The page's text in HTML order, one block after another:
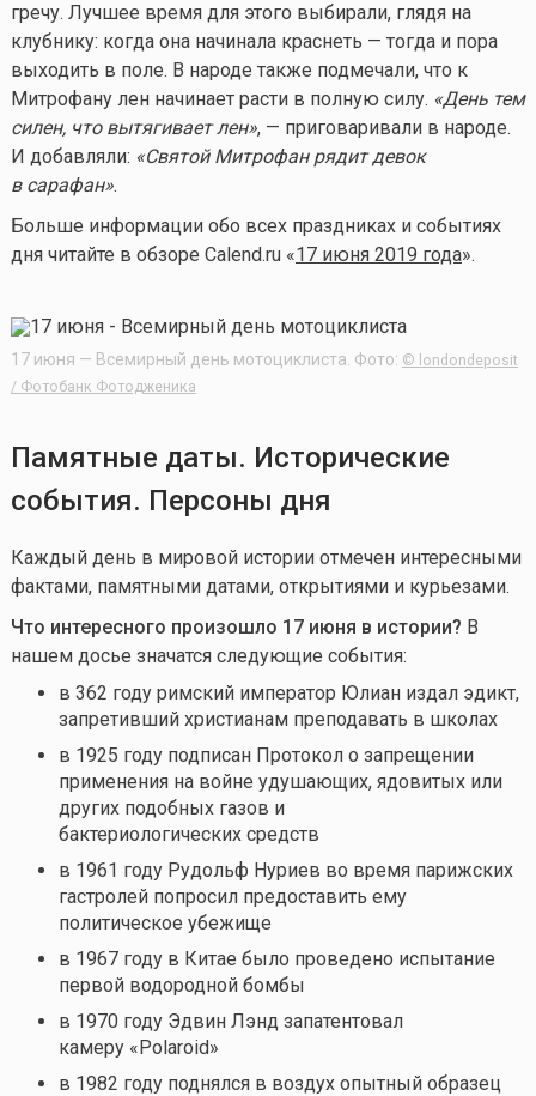
гречу. Лучшее время для этого выбирали, глядя на
клубнику: когда она начинала краснеть — тогда и пора
выходить в поле. В народе также подмечали, что к
Митрофану лен начинает расти в полную силу. «День тем
силен, что вытягивает лен», — приговаривали в народе.
И добавляли: «Святой Митрофан рядит девок
в сарафан».
Больше информации обо всех праздниках и событиях
дня читайте в обзоре Calend.ru «17 июня 2019 года».
17 июня — Всемирный день мотоциклиста. Фото: © londondeposit
/ Фотобанк Фотодженика
Памятные даты. Исторические
события. Персоны дня
Каждый день в мировой истории отмечен интересными
фактами, памятными датами, открытиями и курьезами.
Что интересного произошло 17 июня в истории? В
нашем досье значатся следующие события:
в 362 году римский император Юлиан издал эдикт,
запретивший христианам преподавать в школах
в 1925 году подписан Протокол о запрещении
применения на войне удушающих, ядовитых или
других подобных газов и
бактериологических средств
в 1961 году Рудольф Нуриев во время парижских
гастролей попросил предоставить ему
политическое убежище
в 1967 году в Китае было проведено испытание
первой водородной бомбы
в 1970 году Эдвин Лэнд запатентовал
камеру «Polaroid»
в 1982 году поднялся в воздух опытный образец